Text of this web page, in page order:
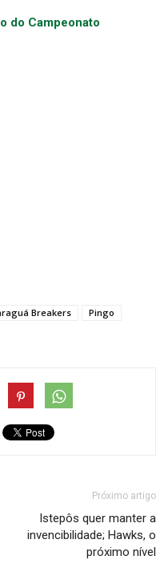
do Campeonato
Breakers
Pingo
Próximo artigo
Istepôs quer manter a
invencibilidade; Hawks, o
próximo nível